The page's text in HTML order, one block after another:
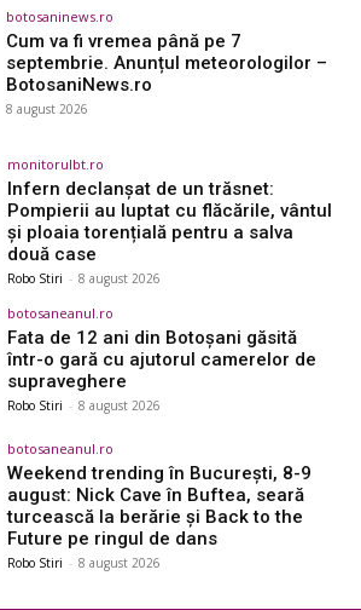
botosaninews.ro
Cum va fi vremea până pe 7
septembrie. Anunțul meteorologilor –
BotosaniNews.ro
8 august 2026
monitorulbt.ro
Infern declanșat de un trăsnet:
Pompierii au luptat cu flăcările, vântul
și ploaia torențială pentru a salva
două case
Robo Stiri - 8 august 2026
botosaneanul.ro
Fata de 12 ani din Botoșani găsită
într-o gară cu ajutorul camerelor de
supraveghere
Robo Stiri - 8 august 2026
botosaneanul.ro
Weekend trending în București, 8-9
august: Nick Cave în Buftea, seară
turcească la berărie și Back to the
Future pe ringul de dans
Robo Stiri - 8 august 2026